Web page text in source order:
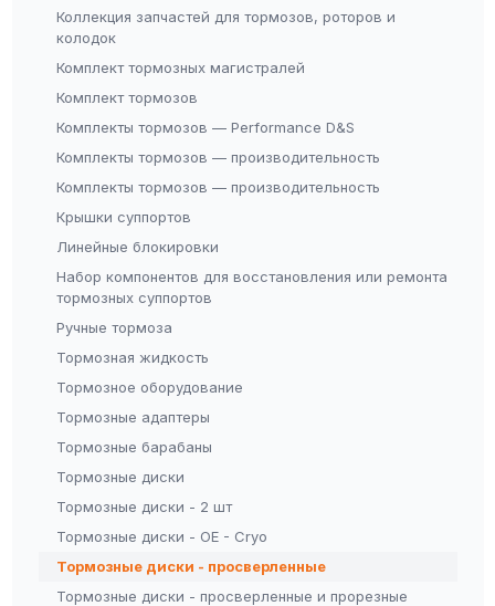
Коллекция запчастей для тормозов, роторов и
колодок
Комплект тормозных магистралей
Комплект тормозов
Комплекты тормозов — Performance D&S
Комплекты тормозов — производительность
Комплекты тормозов — производительность
Крышки суппортов
Линейные блокировки
Набор компонентов для восстановления или ремонта
тормозных суппортов
Ручные тормоза
Тормозная жидкость
Тормозное оборудование
Тормозные адаптеры
Тормозные барабаны
Тормозные диски
Тормозные диски - 2 шт
Тормозные диски - OE - Cryo
Тормозные диски - просверленные
Тормозные диски - просверленные и прорезные